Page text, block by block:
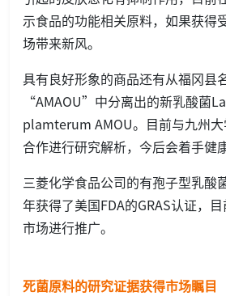
示食品的功能相关原料，如果获得
场带来新风。
具有良好形象的商品还有从福冈县
“AMAOU”中分离出的新乳酸菌
plamterum AMOU。目前与九州
合作进行研究解析，今后会着手健
三菱化学食品公司的有孢子型乳酸
年获得了美国FDA的GRAS认证，
市场进行推广。
死菌原料的研究证据获得市场瞩目